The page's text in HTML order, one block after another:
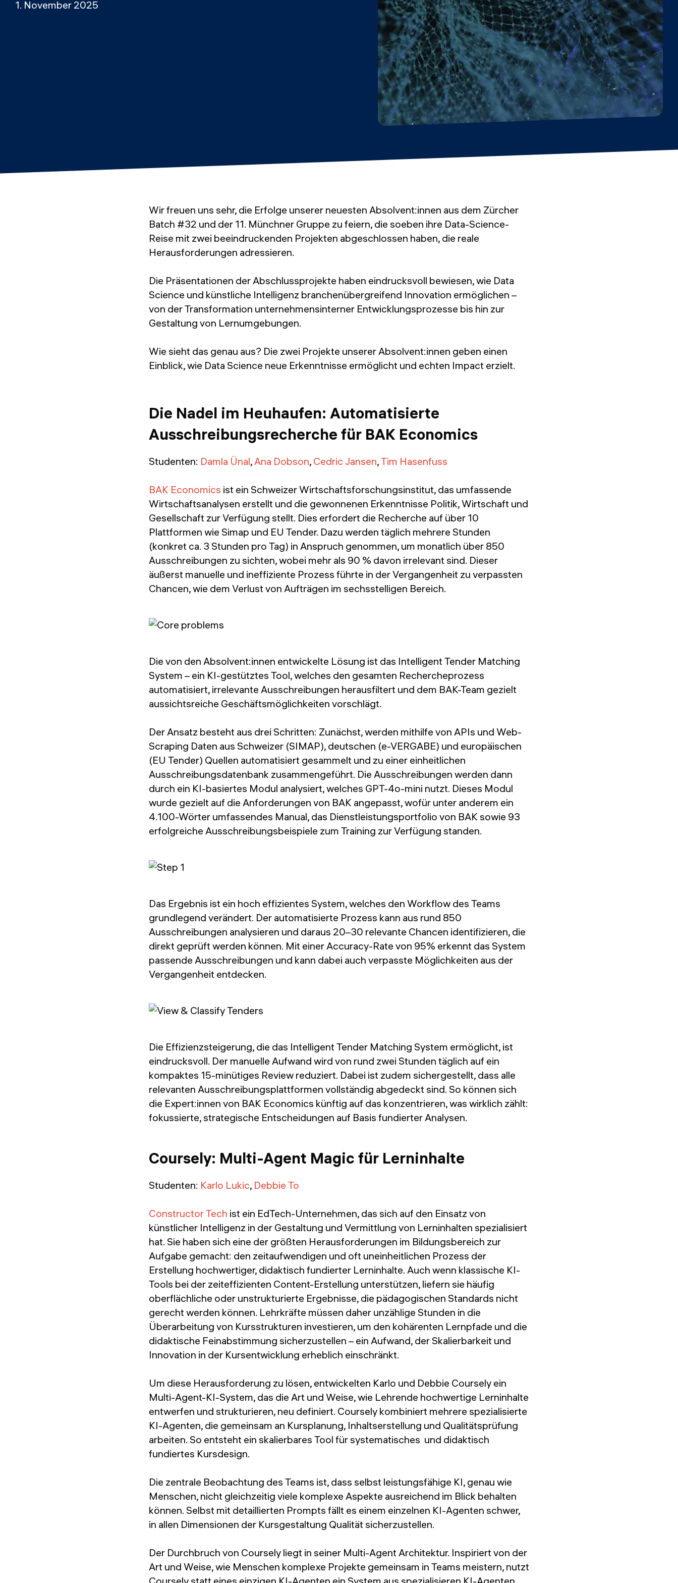
1. November 2025
Wir freuen uns sehr, die Erfolge unserer neuesten Absolvent:innen aus dem Zürcher
Batch #32 und der 11. Münchner Gruppe zu feiern, die soeben ihre Data-Science-
Reise mit zwei beeindruckenden Projekten abgeschlossen haben, die reale
Herausforderungen adressieren.
Die Präsentationen der Abschlussprojekte haben eindrucksvoll bewiesen, wie Data
Science und künstliche Intelligenz branchenübergreifend Innovation ermöglichen –
von der Transformation unternehmensinterner Entwicklungsprozesse bis hin zur
Gestaltung von Lernumgebungen.
Wie sieht das genau aus? Die zwei Projekte unserer Absolvent:innen geben einen
Einblick, wie Data Science neue Erkenntnisse ermöglicht und echten Impact erzielt.
Die Nadel im Heuhaufen: Automatisierte
Ausschreibungsrecherche für BAK Economics
Studenten: Damla Ünal, Ana Dobson, Cedric Jansen,Tim Hasenfuss
BAK Economics ist ein Schweizer Wirtschaftsforschungsinstitut, das umfassende
Wirtschaftsanalysen erstellt und die gewonnenen Erkenntnisse Politik, Wirtschaft und
Gesellschaft zur Verfügung stellt. Dies erfordert die Recherche auf über 10
Plattformen wie Simap und EU Tender. Dazu werden täglich mehrere Stunden
(konkret ca. 3 Stunden pro Tag) in Anspruch genommen, um monatlich über 850
Ausschreibungen zu sichten, wobei mehr als 90 % davon irrelevant sind. Dieser
äußerst manuelle und ineffiziente Prozess führte in der Vergangenheit zu verpassten
Chancen, wie dem Verlust von Aufträgen im sechsstelligen Bereich.
Die von den Absolvent:innen entwickelte Lösung ist das Intelligent Tender Matching
System – ein KI-gestütztes Tool, welches den gesamten Rechercheprozess
automatisiert, irrelevante Ausschreibungen herausfiltert und dem BAK-Team gezielt
aussichtsreiche Geschäftsmöglichkeiten vorschlägt.
Der Ansatz besteht aus drei Schritten: Zunächst, werden mithilfe von APIs und Web-
Scraping Daten aus Schweizer (SIMAP), deutschen (e-VERGABE) und europäischen
(EU Tender) Quellen automatisiert gesammelt und zu einer einheitlichen
Ausschreibungsdatenbank zusammengeführt. Die Ausschreibungen werden dann
durch ein KI-basiertes Modul analysiert, welches GPT-4o-mini nutzt. Dieses Modul
wurde gezielt auf die Anforderungen von BAK angepasst, wofür unter anderem ein
4.100-Wörter umfassendes Manual, das Dienstleistungsportfolio von BAK sowie 93
erfolgreiche Ausschreibungsbeispiele zum Training zur Verfügung standen.
Das Ergebnis ist ein hoch effizientes System, welches den Workflow des Teams
grundlegend verändert. Der automatisierte Prozess kann aus rund 850
Ausschreibungen analysieren und daraus 20–30 relevante Chancen identifizieren, die
direkt geprüft werden können. Mit einer Accuracy-Rate von 95% erkennt das System
passende Ausschreibungen und kann dabei auch verpasste Möglichkeiten aus der
Vergangenheit entdecken.
Die Effizienzsteigerung, die das Intelligent Tender Matching System ermöglicht, ist
eindrucksvoll. Der manuelle Aufwand wird von rund zwei Stunden täglich auf ein
kompaktes 15-minütiges Review reduziert. Dabei ist zudem sichergestellt, dass alle
relevanten Ausschreibungsplattformen vollständig abgedeckt sind. So können sich
die Expert:innen von BAK Economics künftig auf das konzentrieren, was wirklich zählt:
fokussierte, strategische Entscheidungen auf Basis fundierter Analysen.
Coursely: Multi-Agent Magic für Lerninhalte
Studenten: Karlo Lukic, Debbie To
Constructor Tech ist ein EdTech-Unternehmen, das sich auf den Einsatz von
künstlicher Intelligenz in der Gestaltung und Vermittlung von Lerninhalten spezialisiert
hat. Sie haben sich eine der größten Herausforderungen im Bildungsbereich zur
Aufgabe gemacht: den zeitaufwendigen und oft uneinheitlichen Prozess der
Erstellung hochwertiger, didaktisch fundierter Lerninhalte. Auch wenn klassische KI-
Tools bei der zeiteffizienten Content-Erstellung unterstützen, liefern sie häufig
oberflächliche oder unstrukturierte Ergebnisse, die pädagogischen Standards nicht
gerecht werden können. Lehrkräfte müssen daher unzählige Stunden in die
Überarbeitung von Kursstrukturen investieren, um den kohärenten Lernpfade und die
didaktische Feinabstimmung sicherzustellen – ein Aufwand, der Skalierbarkeit und
Innovation in der Kursentwicklung erheblich einschränkt.
Um diese Herausforderung zu lösen, entwickelten Karlo und Debbie Coursely ein
Multi-Agent-KI-System, das die Art und Weise, wie Lehrende hochwertige Lerninhalte
entwerfen und strukturieren, neu definiert. Coursely kombiniert mehrere spezialisierte
KI-Agenten, die gemeinsam an Kursplanung, Inhaltserstellung und Qualitätsprüfung
arbeiten. So entsteht ein skalierbares Tool für systematisches und didaktisch
fundiertes Kursdesign.
Die zentrale Beobachtung des Teams ist, dass selbst leistungsfähige KI, genau wie
Menschen, nicht gleichzeitig viele komplexe Aspekte ausreichend im Blick behalten
können. Selbst mit detaillierten Prompts fällt es einem einzelnen KI-Agenten schwer,
in allen Dimensionen der Kursgestaltung Qualität sicherzustellen.
Der Durchbruch von Coursely liegt in seiner Multi-Agent Architektur. Inspiriert von der
Art und Weise, wie Menschen komplexe Projekte gemeinsam in Teams meistern, nutzt